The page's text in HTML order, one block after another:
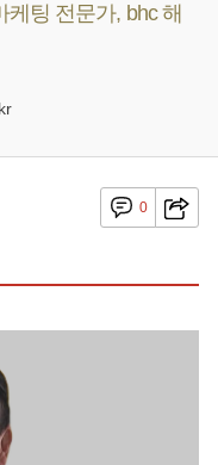
팅 전문가, bhc 해
0